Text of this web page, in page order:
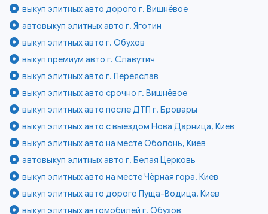
выкуп элитных авто дорого г. Вишнёвое
автовыкуп элитных авто г. Яготин
выкуп элитных авто г. Обухов
выкуп премиум авто г. Славутич
выкуп элитных авто г. Переяслав
выкуп элитных авто срочно г. Вишнёвое
выкуп элитных авто после ДТП г. Бровары
выкуп элитных авто с выездом Нова Дарница, Киев
выкуп элитных авто на месте Оболонь, Киев
автовыкуп элитных авто г. Белая Церковь
выкуп элитных авто на месте Чёрная гора, Киев
выкуп элитных авто дорого Пуща-Водица, Киев
выкуп элитных автомобилей г. Обухов